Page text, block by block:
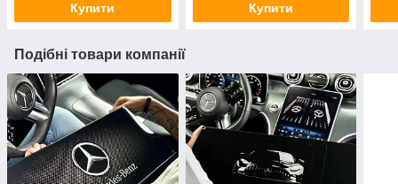
Купити Купити
Подібні товари компанії